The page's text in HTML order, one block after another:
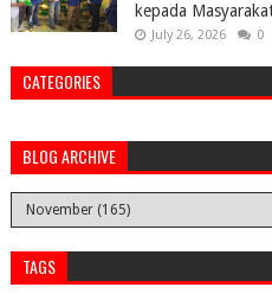
kepada
July 26, 2026 0
CATEGORIES
BLOG ARCHIVE
TAGS